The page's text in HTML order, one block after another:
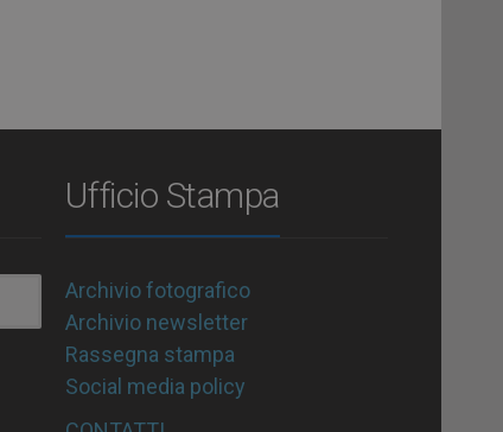
Ufficio Stampa
Archivio fotografico
Archivio newsletter
Rassegna stampa
Social media policy